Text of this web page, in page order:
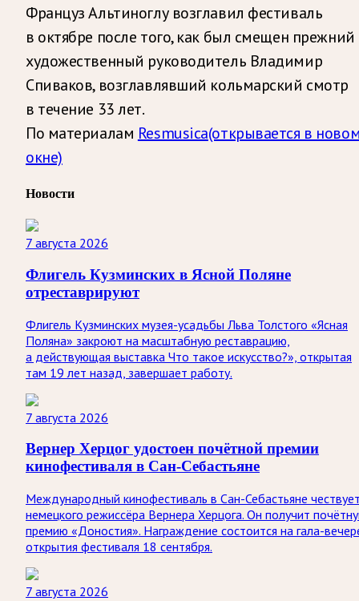
Француз Альтиноглу возглавил фестиваль
в октябре после того, как был смещен прежний
художественный руководитель Владимир
Спиваков, возглавлявший кольмарский смотр
в течение 33 лет.
По материалам Resmusica(открывается в
окне)
Новости
7 августа 2026
Флигель Кузминских в Ясной Поляне
отреставрируют
Флигель Кузминских музея-усадьбы Льва Толстого «Ясная
Поляна» закроют на масштабную реставрацию,
а действующая выставка Что такое искусство?», открытая
там 19 лет назад, завершает работу.
7 августа 2026
Вернер Херцог удостоен почётной премии
кинофестиваля в Сан-Себастьяне
Международный кинофестиваль в Сан-Себастьяне
немецкого режиссёра Вернера Херцога. Он получит
премию «Доностия». Награждение состоится на гала-
открытия фестиваля 18 сентября.
7 августа 2026